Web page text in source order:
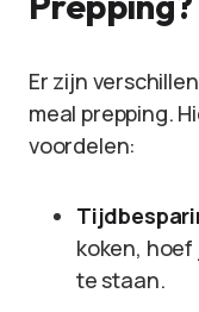
Er zijn
meal prepping.
voordelen:
koken,
te staan.